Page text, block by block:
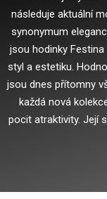
následuje aktuální
synonymum
jsou hodinky
styl a estetiku.
jsou dnes přítomny
každá nová
pocit atraktivity. Její